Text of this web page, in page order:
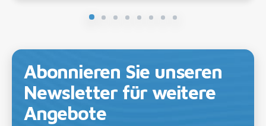
Abonnieren Sie unseren
Newsletter für weitere
Angebote